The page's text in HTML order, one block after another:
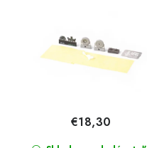
€18,30